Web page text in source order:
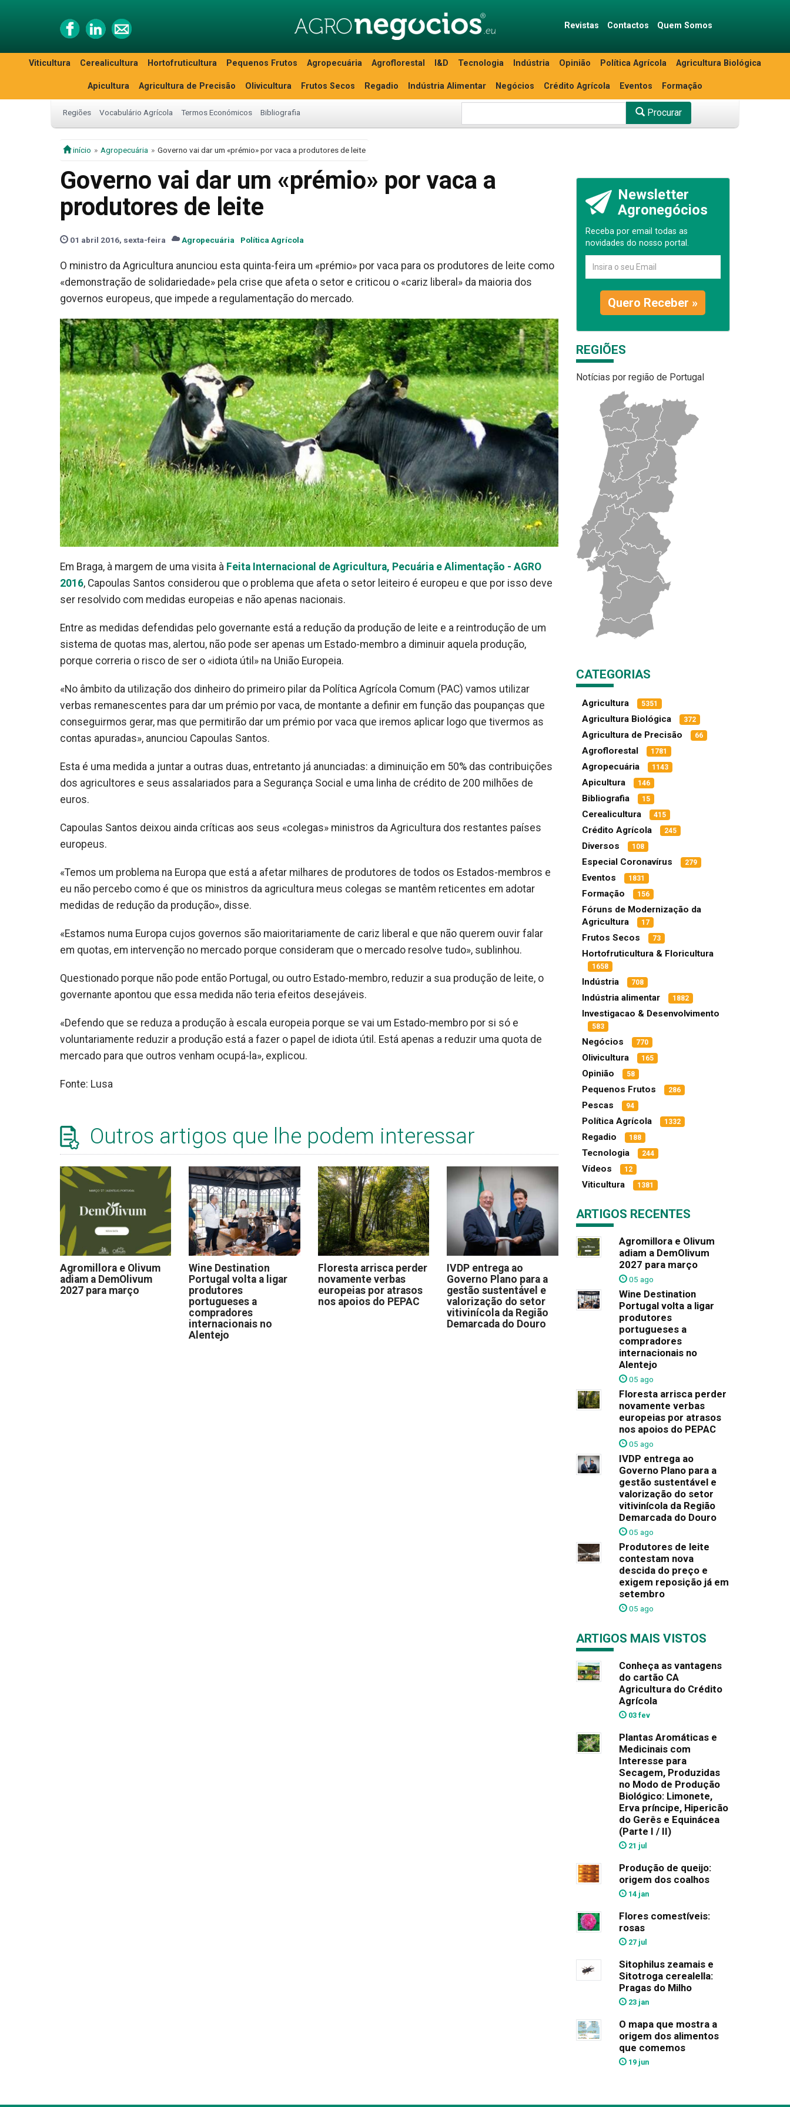
Revistas Contactos Quem Somos
Viticultura Cerealicultura Hortofruticultura Pequenos Frutos Agropecuária Agroflorestal I&D Tecnologia Indústria Opinião Política Agrícola Agricultura Biológica
Apicultura Agricultura de Precisão Olivicultura Frutos Secos Regadio Indústria Alimentar Negócios Crédito Agrícola Eventos Formação
Regiões Vocabulário Agrícola Termos Económicos Bibliografia Procurar
início Agropecuária Governo vai dar um «prémio» por vaca a produtores de leite
Governo vai dar um «prémio» por vaca a
produtores de leite
01 abril 2016, sexta-feira Agropecuária Política Agrícola
O ministro da Agricultura anunciou esta quinta-feira um «prémio» por vaca para os produtores de leite como
«demonstração de solidariedade» pela crise que afeta o setor e criticou o «cariz liberal» da maioria dos
governos europeus, que impede a regulamentação do mercado.
Em Braga, à margem de uma visita à Feita Internacional de Agricultura, Pecuária e Alimentação - AGRO
2016, Capoulas Santos considerou que o problema que afeta o setor leiteiro é europeu e que por isso deve
ser resolvido com medidas europeias e não apenas nacionais.
Entre as medidas defendidas pelo governante está a redução da produção de leite e a reintrodução de um
sistema de quotas mas, alertou, não pode ser apenas um Estado-membro a diminuir aquela produção,
porque correria o risco de ser o «idiota útil» na União Europeia.
«No âmbito da utilização dos dinheiro do primeiro pilar da Política Agrícola Comum (PAC) vamos utilizar
verbas remanescentes para dar um prémio por vaca, de montante a definir em função das poupanças que
conseguirmos gerar, mas que permitirão dar um prémio por vaca que iremos aplicar logo que tivermos as
contas apuradas», anunciou Capoulas Santos.
Esta é uma medida a juntar a outras duas, entretanto já anunciadas: a diminuição em 50% das contribuições
dos agricultores e seus assalariados para a Segurança Social e uma linha de crédito de 200 milhões de
euros.
Capoulas Santos deixou ainda críticas aos seus «colegas» ministros da Agricultura dos restantes países
europeus.
«Temos um problema na Europa que está a afetar milhares de produtores de todos os Estados-membros e
eu não percebo como é que os ministros da agricultura meus colegas se mantêm reticentes em adotar
medidas de redução da produção», disse.
«Estamos numa Europa cujos governos são maioritariamente de cariz liberal e que não querem ouvir falar
em quotas, em intervenção no mercado porque consideram que o mercado resolve tudo», sublinhou.
Questionado porque não pode então Portugal, ou outro Estado-membro, reduzir a sua produção de leite, o
governante apontou que essa medida não teria efeitos desejáveis.
«Defendo que se reduza a produção à escala europeia porque se vai um Estado-membro por si só e
voluntariamente reduzir a produção está a fazer o papel de idiota útil. Está apenas a reduzir uma quota de
mercado para que outros venham ocupá-la», explicou.
Fonte: Lusa
Outros artigos que lhe podem interessar
Agromillora e Olivum
adiam a DemOlivum
2027 para março
Wine Destination
Portugal volta a ligar
produtores
portugueses a
compradores
internacionais no
Alentejo
Floresta arrisca perder
novamente verbas
europeias por atrasos
nos apoios do PEPAC
IVDP entrega ao
Governo Plano para a
gestão sustentável e
valorização do setor
vitivinícola da Região
Demarcada do Douro
Newsletter
Agronegócios
Receba por email todas as
novidades do nosso portal.
Quero Receber »
REGIÕES
Notícias por região de Portugal
CATEGORIAS
Agricultura 5351
Agricultura Biológica 372
Agricultura de Precisão 66
Agroflorestal 1781
Agropecuária 1143
Apicultura 146
Bibliografia 15
Cerealicultura 415
Crédito Agrícola 245
Diversos 108
Especial Coronavírus 279
Eventos 1831
Formação 156
Fóruns de Modernização da
Agricultura
17
Frutos Secos 73
Hortofruticultura & Floricultura
1658
Indústria 708
Indústria alimentar 1882
Investigacao & Desenvolvimento
583
Negócios 770
Olivicultura 165
Opinião 58
Pequenos Frutos 286
Pescas 94
Política Agrícola 1332
Regadio 188
Tecnologia 244
Vídeos 12
Viticultura 1381
ARTIGOS RECENTES
Agromillora e Olivum
adiam a DemOlivum
2027 para março
05 ago
Wine Destination
Portugal volta a ligar
produtores
portugueses a
compradores
internacionais no
Alentejo
05 ago
Floresta arrisca perder
novamente verbas
europeias por atrasos
nos apoios do PEPAC
05 ago
IVDP entrega ao
Governo Plano para a
gestão sustentável e
valorização do setor
vitivinícola da Região
Demarcada do Douro
05 ago
Produtores de leite
contestam nova
descida do preço e
exigem reposição já em
setembro
05 ago
ARTIGOS MAIS VISTOS
Conheça as vantagens
do cartão CA
Agricultura do Crédito
Agrícola
03 fev
Plantas Aromáticas e
Medicinais com
Interesse para
Secagem, Produzidas
no Modo de Produção
Biológico: Limonete,
Erva príncipe, Hipericão
do Gerês e Equinácea
(Parte I / II)
21 jul
Produção de queijo:
origem dos coalhos
14 jan
Flores comestíveis:
rosas
27 jul
Sitophilus zeamais e
Sitotroga cerealella:
Pragas do Milho
23 jan
O mapa que mostra a
origem dos alimentos
que comemos
19 jun